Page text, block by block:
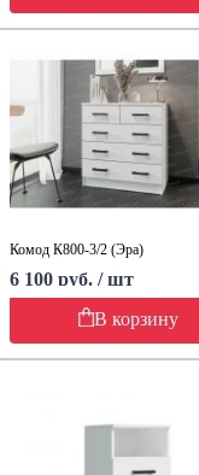
Комод К800-3/2 (Эра)
6 100 руб. / шт
В корзину